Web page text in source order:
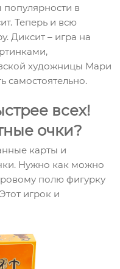
популярности в
Теперь и всю
Диксит – игра на
художницы Мари
самостоятельно.
всех!
очки?
карты и
Нужно как можно
полю фигурку
игрок и